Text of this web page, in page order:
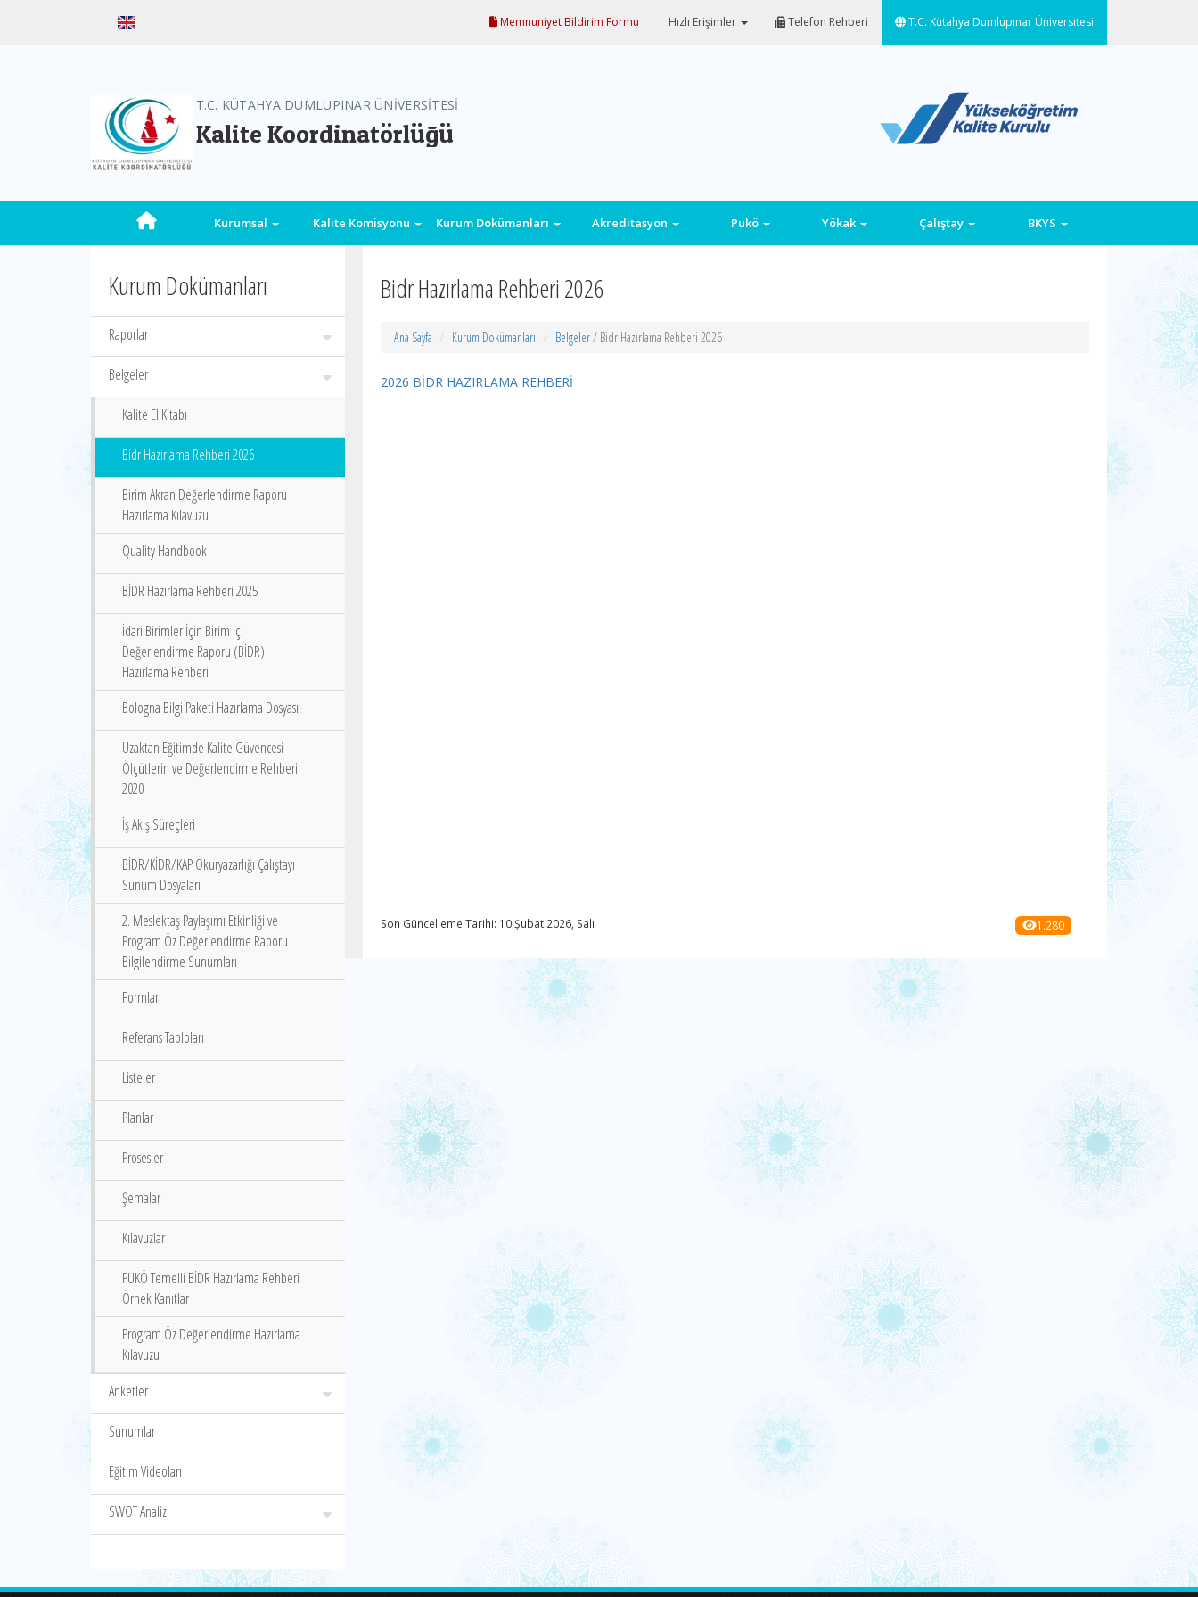
Memnuniyet Bildirim Formu Hızlı Erişimler Telefon Rehberi T.C. Kütahya Dumlupınar Üniversitesi
T.C. KÜTAHYA DUMLUPINAR ÜNİVERSİTESİ
Kalite Koordinatörlüğü
Kurumsal Kalite Komisyonu Kurum Dokümanları Akreditasyon Pukö Yökak Çalıştay BKYS
Kurum Dokümanları
Raporlar
Belgeler
Kalite El Kitabı
Bidr Hazırlama Rehberi 2026
Birim Akran Değerlendirme Raporu
Hazırlama Kılavuzu
Quality Handbook
BİDR Hazırlama Rehberi 2025
İdari Birimler İçin Birim İç
Değerlendirme Raporu (BİDR)
Hazırlama Rehberi
Bologna Bilgi Paketi Hazırlama Dosyası
Uzaktan Eğitimde Kalite Güvencesi
Ölçütlerin ve Değerlendirme Rehberi
2020
İş Akış Süreçleri
BİDR/KİDR/KAP Okuryazarlığı Çalıştayı
Sunum Dosyaları
2. Meslektaş Paylaşımı Etkinliği ve
Program Öz Değerlendirme Raporu
Bilgilendirme Sunumları
Formlar
Referans Tabloları
Listeler
Planlar
Prosesler
Şemalar
Kılavuzlar
PUKÖ Temelli BİDR Hazırlama Rehberi
Örnek Kanıtlar
Program Öz Değerlendirme Hazırlama
Kılavuzu
Anketler
Sunumlar
Eğitim Videoları
SWOT Analizi
Bidr Hazırlama Rehberi 2026
Ana Sayfa Kurum Dokümanları Belgeler/ Bidr Hazırlama Rehberi 2026
2026 BİDR HAZIRLAMA REHBERİ
Son Güncelleme Tarihi: 10 Şubat 2026, Salı 1.280